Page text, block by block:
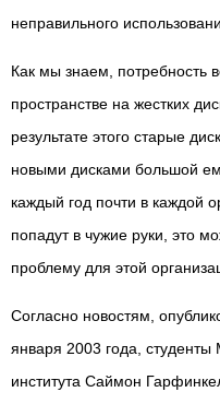
неправильного
Как мы знаем, потребность
пространстве на жестких
результате этого старые
новыми дисками большой
каждый год почти в каждой
попадут в чужие руки, это
проблему для этой
Согласно новостям,
января 2003 года, студенты
института Саймон